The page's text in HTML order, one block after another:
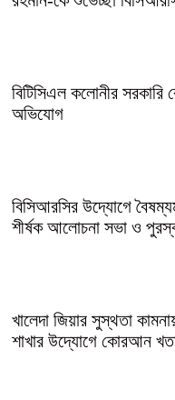
বিটিসিএল কলোনীর সরকারি
অভিযোগ
বিসিআরসির উদ্যোগে
শীর্ষক আলোচনা সভা ও
খালেদা জিয়ার সুস্থতা
শাখার উদ্যোগে কোরআন